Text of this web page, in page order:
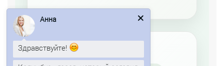
Здравствуйте!